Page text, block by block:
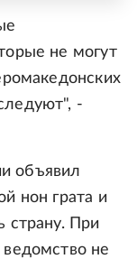
не могут
-
объявил
нон грата и
страну. При
не